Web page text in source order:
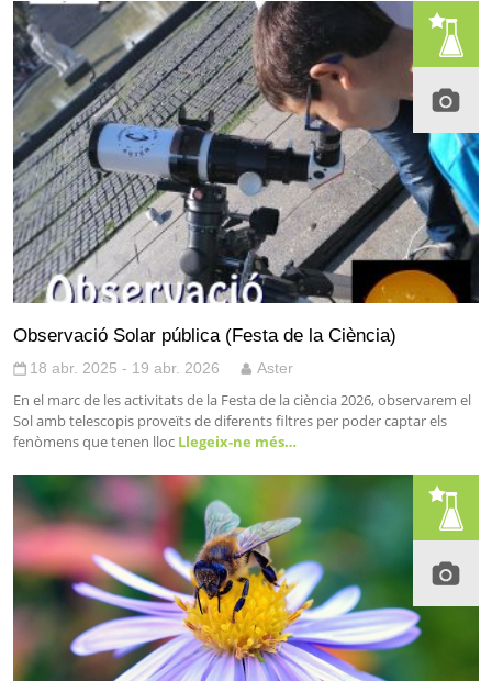
Observació Solar pública (Festa de la Ciència)
18 abr. 2025 - 19 abr. 2026 Aster
En el marc de les activitats de la Festa de la ciència 2026, observarem el
Sol amb telescopis proveïts de diferents filtres per poder captar els
fenòmens que tenen lloc Llegeix-ne més…